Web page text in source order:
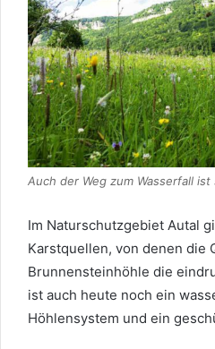
Auch der Weg zum Wasserfall
Im Naturschutzgebiet Autal
Karstquellen, von denen die
Brunnensteinhöhle die
ist auch heute noch ein
Höhlensystem und ein